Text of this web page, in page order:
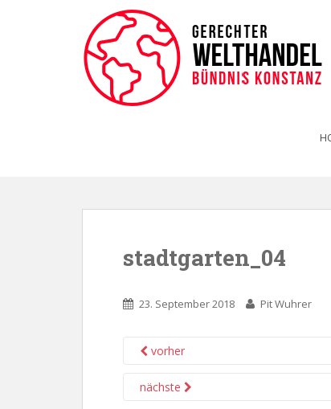
stadtgarten_04
23. September 2018 Pit Wuhrer
vorher
nächste